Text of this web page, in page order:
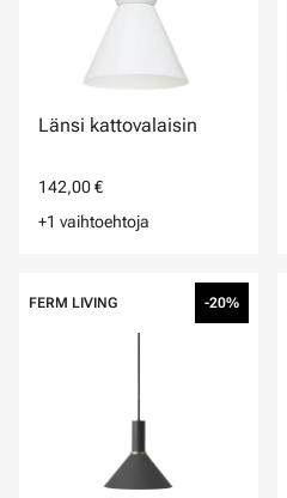
Länsi kattovalaisin
142,00 €
+1 vaihtoehtoja
FERM LIVING -20%